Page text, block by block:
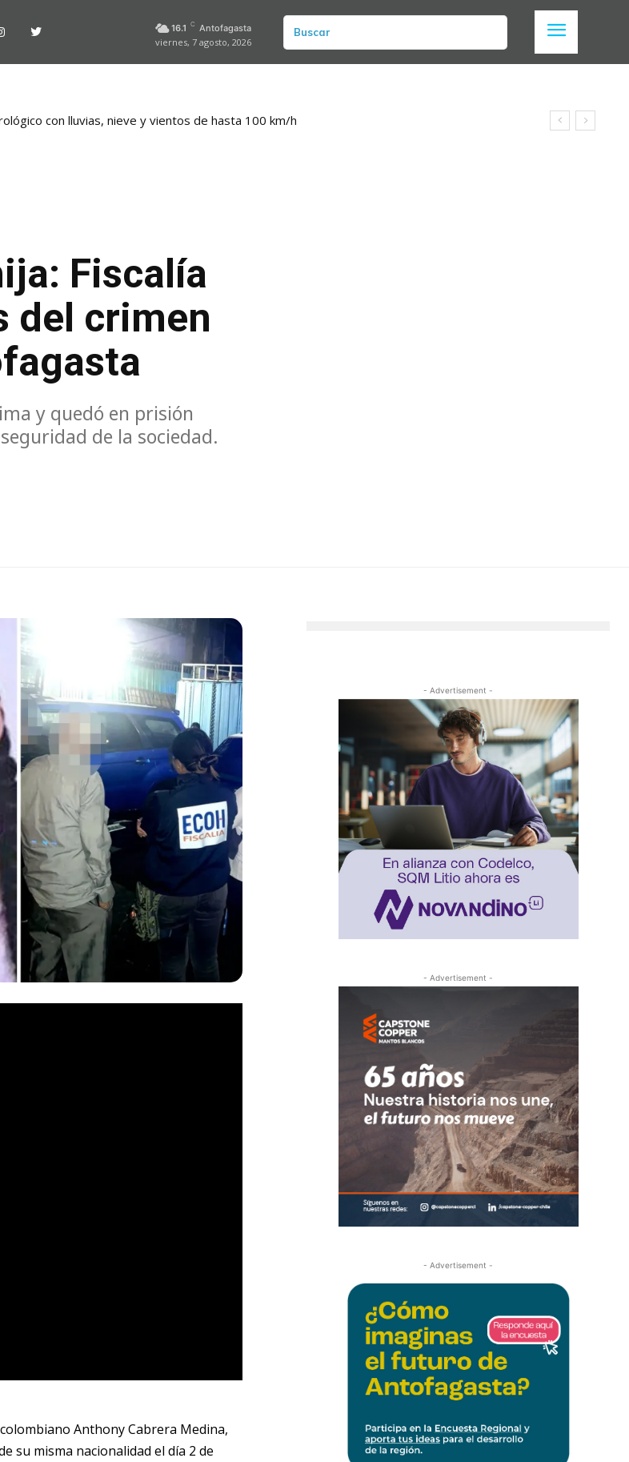
16.1 C Antofagasta
viernes, 7 agosto, 2026
Buscar
con lluvias, nieve y vientos de hasta 100 km/h
Fiscalía
del crimen
y quedó en prisión
de la sociedad.
Anthony Cabrera Medina,
su misma nacionalidad el día 2 de
- Advertisement -
- Advertisement -
- Advertisement -